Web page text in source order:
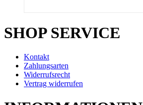
SHOP SERVICE
Kontakt
Zahlungsarten
Widerrufsrecht
Vertrag widerrufen